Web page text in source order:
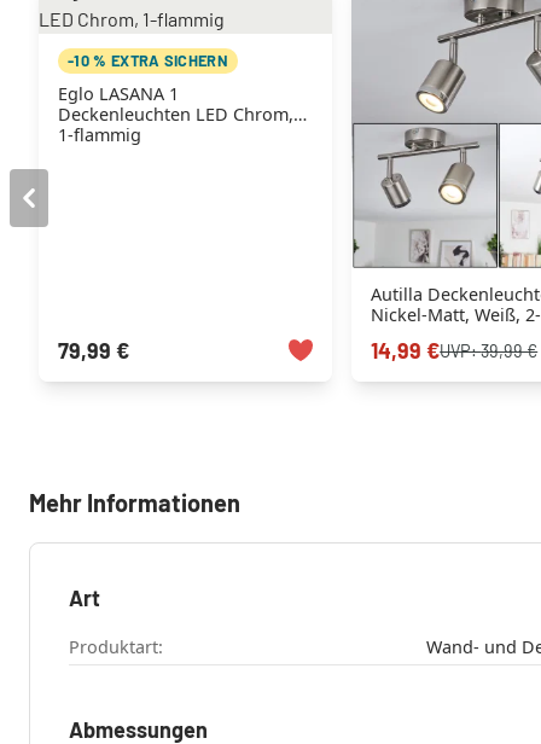
-10 % EXTRA SICHERN
Eglo LASANA 1
Deckenleuchten LED Chrom,
1-flammig
79,99 €
Autilla
Nickel-Matt, Weiß,
14,99 €UVP:39,99 €
Mehr Informationen
Art
Produktart: Wand- und
Abmessungen